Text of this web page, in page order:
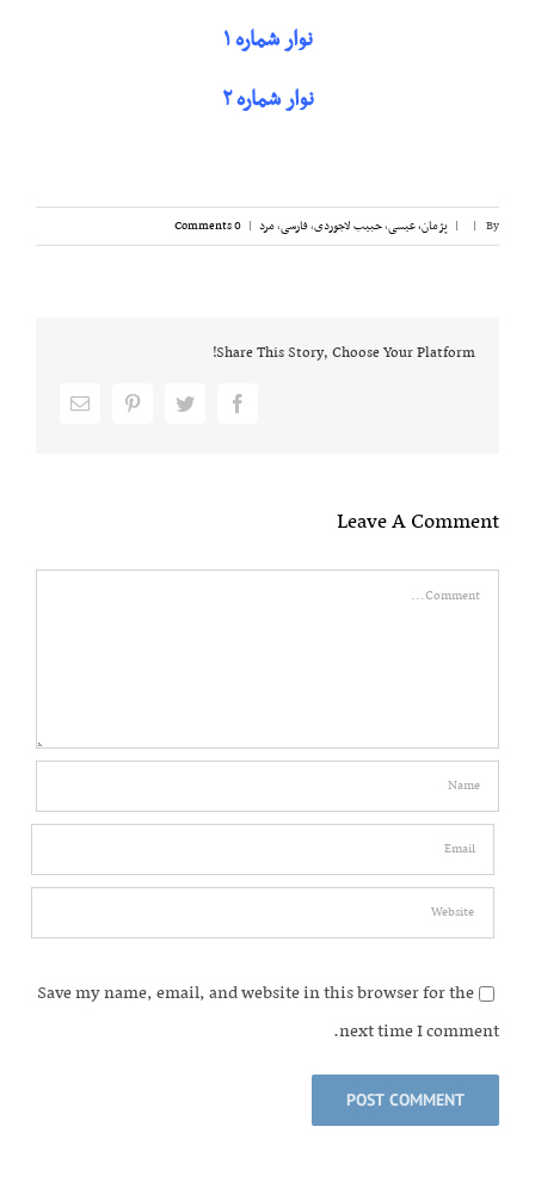
نوار شماره ۱
نوار شماره ۲
By
|
| پژمان، عیسی,حبیب لاجوردی,فارسی,مرد |
0 Comments
Share This Story, Choose Your Platform!
facebook
twitter
pinterest
Email
Leave A Comment
Comment
Save my name, email, and website in this browser for the
next time I comment.